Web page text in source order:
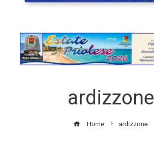
ardizzone
Home ardizzone